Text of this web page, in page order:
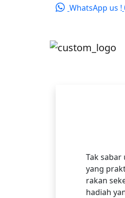
WhatsApp us !
Tak
yang
rakan
hadiah